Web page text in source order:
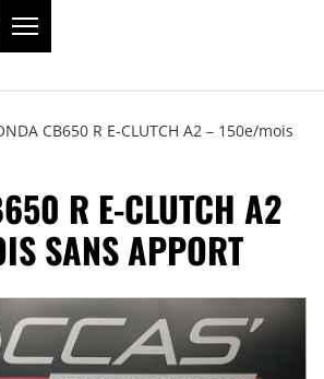
CB650 R E-CLUTCH A2 – 150e/mois
R E-CLUTCH A2
SANS APPORT